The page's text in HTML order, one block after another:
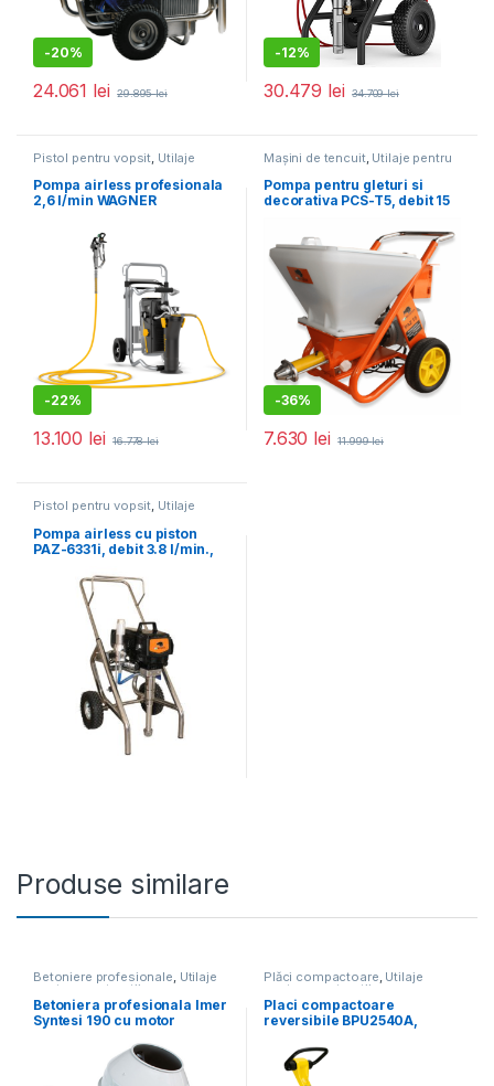
-20%
24.061 lei 29.895lei
-12%
30.479 lei 34.709lei
Pistol pentru vopsit Utilaje
pentru construcții
Pompa airless profesionala
2,6 l/min WAGNER
Spraypack
-22%
13.100 lei 16.778lei
Mașini de tencuit, Utilaje pentru
construcții
Pompa pentru gleturi si
decorativa PCS-T5, debit 15
-36%
7.630 lei 11.999lei
Pistol pentru vopsit, Utilaje
Pompa airless cu piston
PAZ-6331i, debit 3.8 l/min.,
Produse similare
Betoniere profesionale, Utilaje
pentru construcții
Betoniera profesionala Imer
Syntesi 190 cu motor
Plăci compactoare, Utilaje
pentru construcții
Placi compactoare
reversibile BPU2540A,
OTOR HONDA
GX160,PORNIRE LA SFOARA